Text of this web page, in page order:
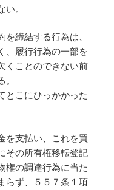
。
を締結する行為は、
、履行行為の一部を
くことのできない前
とこにひっかかった
を支払い、これを買
その所有権移転登記
権の調達行為に当た
らず、５５７条１項